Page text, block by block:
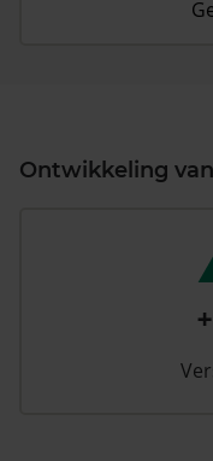
Ontwikkeling